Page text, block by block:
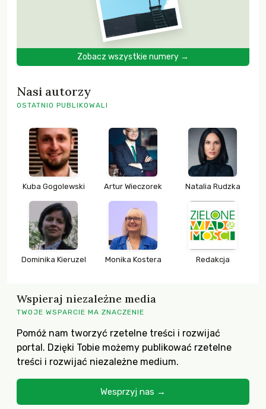
Zobacz wszystkie numery →
Nasi autorzy
OSTATNIO PUBLIKOWALI
Kuba Gogolewski Artur Wieczorek Natalia Rudzka
Dominika Kieruzel Monika Kostera Redakcja
Wspieraj niezależne media
TWOJE WSPARCIE MA ZNACZENIE
Pomóż nam tworzyć rzetelne treści i rozwijać
portal. Dzięki Tobie możemy publikować rzetelne
treści i rozwijać niezależne medium.
Wesprzyj nas →